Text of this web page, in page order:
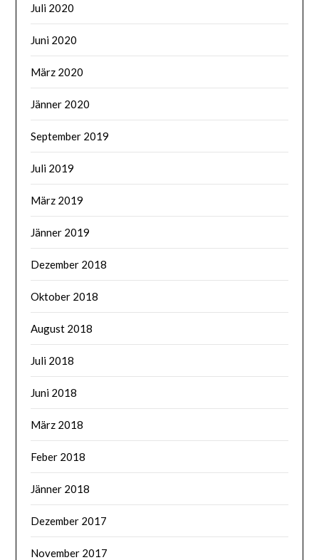
Juli 2020
Juni 2020
März 2020
Jänner 2020
September 2019
Juli 2019
März 2019
Jänner 2019
Dezember 2018
Oktober 2018
August 2018
Juli 2018
Juni 2018
März 2018
Feber 2018
Jänner 2018
Dezember 2017
November 2017